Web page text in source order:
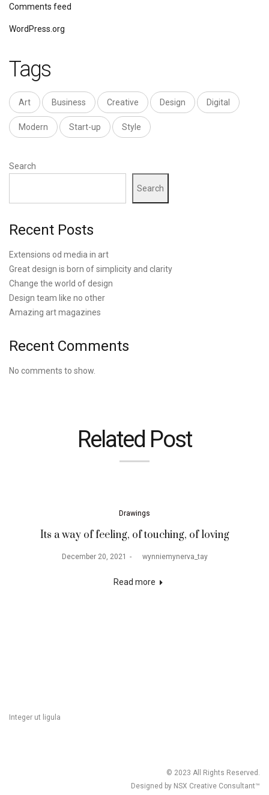
Comments feed
WordPress.org
Tags
Art Business Creative Design Digital
Modern Start-up Style
Search
Search
Recent Posts
Extensions od media in art
Great design is born of simplicity and clarity
Change the world of design
Design team like no other
Amazing art magazines
Recent Comments
No comments to show.
Related Post
Drawings
Its a way of feeling, of touching, of loving
December 20, 2021 bywynniemynerva_tay
Read more
Integer ut ligula
© 2023 All Rights Reserved.
Designed by NSX Creative Consultant™